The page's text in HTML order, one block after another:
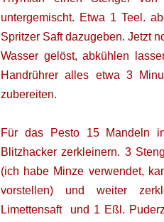
untergemischt. Etwa 1 Teel.
Spritzer Saft dazugeben. Jetzt
Wasser gelöst, abkühlen
Handrührer alles etwa 3
zubereiten.
Für das Pesto 15 Mandeln
Blitzhacker zerkleinern. 3
(ich habe Minze verwendet,
vorstellen) und weiter
Limettensaft
und 1 Eßl.